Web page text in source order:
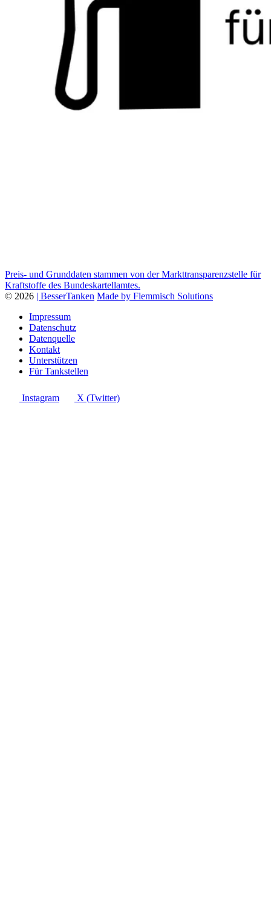
Preis- und Grunddaten stammen von der Markttransparenzstelle für
Kraftstoffe des Bundeskartellamtes.
© 2026 | BesserTanken Made by Flemmisch Solutions
Impressum
Datenschutz
Datenquelle
Kontakt
Unterstützen
Für Tankstellen
Instagram X (Twitter)